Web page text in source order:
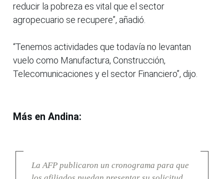
reducir la pobreza es vital que el sector
agropecuario se recupere”, añadió.
“Tenemos actividades que todavía no levantan
vuelo como Manufactura, Construcción,
Telecomunicaciones y el sector Financiero”, dijo.
Más en Andina:
La AFP publicaron un cronograma para que